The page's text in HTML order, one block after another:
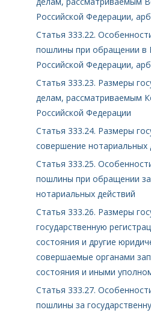
Российской Федерации,
Статья 333.22.
пошлины при обращении в
Российской Федерации,
Статья 333.23. Размеры
делам, рассматриваемым
Российской Федерации
Статья 333.24. Размеры
совершение нотариальных
Статья 333.25.
пошлины при обращении
нотариальных действий
Статья 333.26. Размеры
государственную
состояния и другие
совершаемые органами
состояния и иными
Статья 333.27.
пошлины за